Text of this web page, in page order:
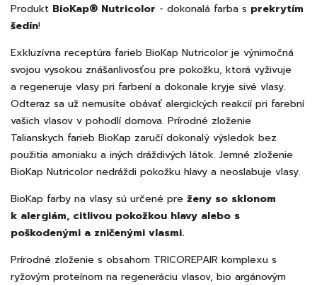
Produkt BioKap® Nutricolor - dokonalá farba s prekrytím
šedín!
Exkluzívna receptúra farieb BioKap Nutricolor je výnimočná
svojou vysokou znášanlivosťou pre pokožku, ktorá vyživuje
a regeneruje vlasy pri farbení a dokonale kryje sivé vlasy.
Odteraz sa už nemusíte obávať alergických reakcií pri farební
vašich vlasov v pohodlí domova. Prírodné zloženie
Talianskych farieb BioKap zaručí dokonalý výsledok bez
použitia amoniaku a iných dráždivých látok. Jemné zloženie
BioKap Nutricolor nedráždi pokožku hlavy a neoslabuje vlasy.
BioKap farby na vlasy sú určené pre ženy so sklonom
k alergiám, citlivou pokožkou hlavy alebo s
poškodenými a zničenými vlasmi.
Prírodné zloženie s obsahom TRICOREPAIR komplexu s
ryžovým proteínom na regeneráciu vlasov, bio argánovým